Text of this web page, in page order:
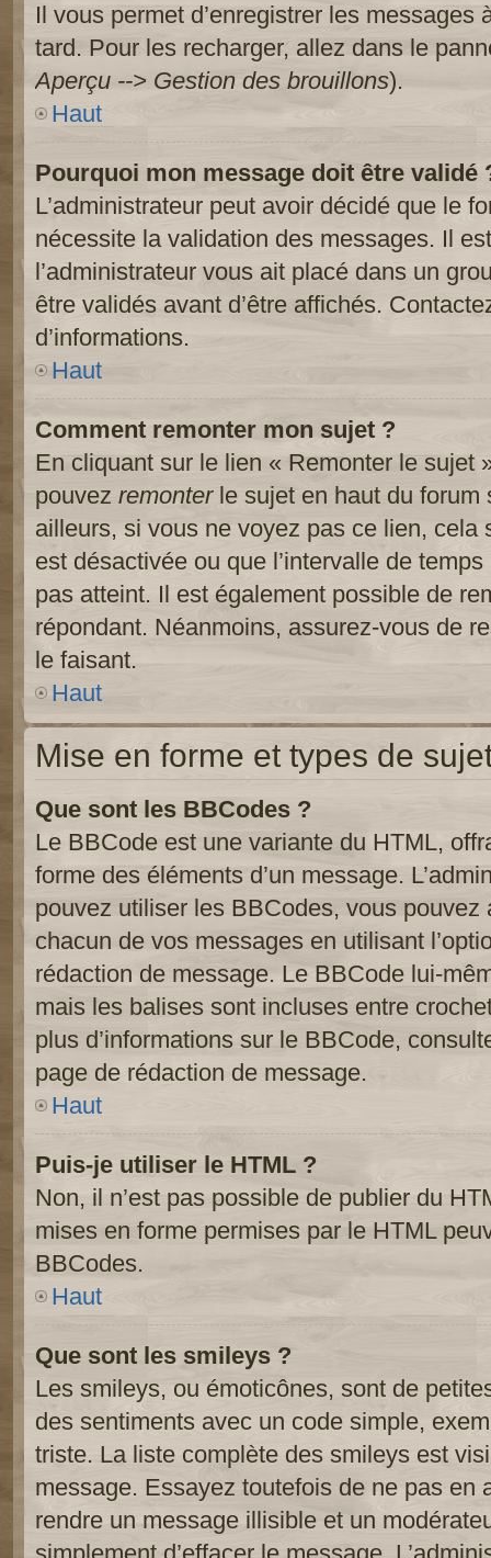
Il vous permet d’enregistrer les messages
tard. Pour les recharger, allez dans le
Aperçu --> Gestion des brouillons).
Haut
Pourquoi mon message doit être validé
L’administrateur peut avoir décidé que le
nécessite la validation des messages. Il
l’administrateur vous ait placé dans un
être validés avant d’être affichés.
d’informations.
Haut
Comment remonter mon sujet ?
En cliquant sur le lien « Remonter le sujet
pouvez remonterle sujet en haut du forum
ailleurs, si vous ne voyez pas ce lien, cela
est désactivée ou que l’intervalle de
pas atteint. Il est également possible de
répondant. Néanmoins, assurez-vous de
le faisant.
Haut
Mise en forme et types de
Que sont les BBCodes ?
Le BBCode est une variante du HTML,
forme des éléments d’un message.
pouvez utiliser les BBCodes, vous
chacun de vos messages en utilisant
rédaction de message. Le BBCode lui-
mais les balises sont incluses entre
plus d’informations sur le BBCode,
page de rédaction de message.
Haut
Puis-je utiliser le HTML ?
Non, il n’est pas possible de publier du
mises en forme permises par le HTML
BBCodes.
Haut
Que sont les smileys ?
Les smileys, ou émoticônes, sont de
des sentiments avec un code simple,
triste. La liste complète des smileys est
message. Essayez toutefois de ne pas en
rendre un message illisible et un